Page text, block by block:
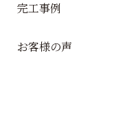
完工事例
お客様の声